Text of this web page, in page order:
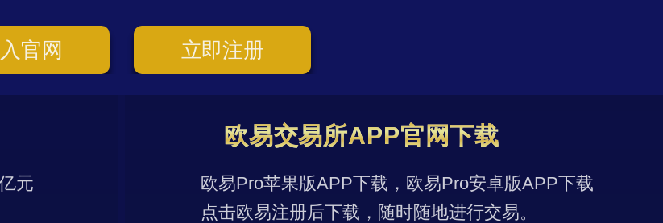
官网 立即注册
元
欧易交易所APP官网下载
欧易Pro苹果版APP下载，欧易Pro安卓版APP下载
点击欧易注册后下载，随时随地进行交易。